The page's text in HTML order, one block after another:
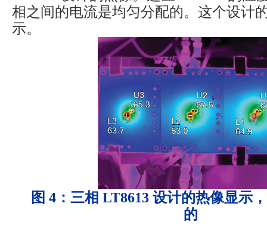
相之间的电流是均匀分配的。这个设计
示。
图 4：三相 LT8613 设计的热像显示
的